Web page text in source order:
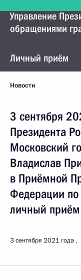
Управление
обращениями
Личный приём
Новости
3 сентября
Президента
Московский
Владислав
в Приёмной
Федерации
личный
3 сентября 2021 года